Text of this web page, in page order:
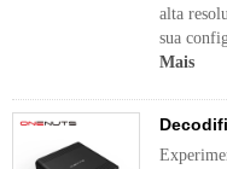
alta
sua
Mais